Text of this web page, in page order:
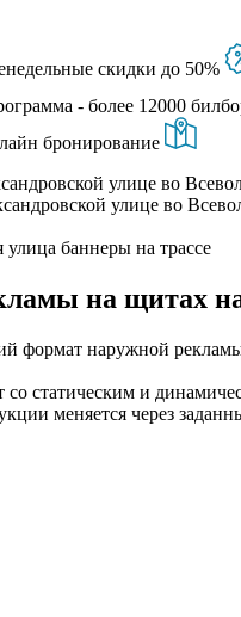
скидки до 50%
- более 12000
бронирование
на щитах
формат наружной
статическим и
меняется через